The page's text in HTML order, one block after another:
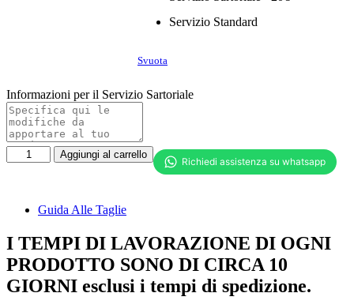
Servizio Standard
Svuota
Informazioni per il Servizio Sartoriale
Camicia
donna
quantità
Aggiungi al carrello
Guida Alle Taglie
I TEMPI DI LAVORAZIONE DI OGNI
PRODOTTO SONO DI CIRCA 10
GIORNI esclusi i tempi di spedizione.